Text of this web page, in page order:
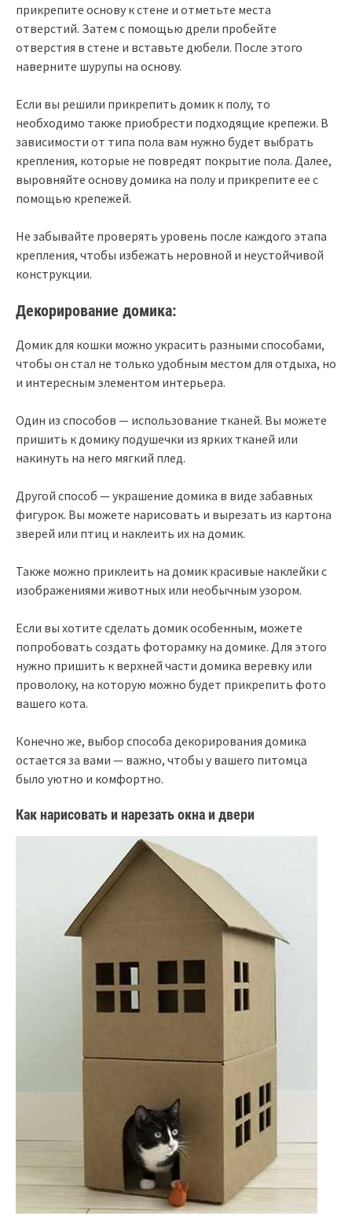
прикрепите основу к стене и отметьте места
отверстий. Затем с помощью дрели пробейте
отверстия в стене и вставьте дюбели. После этого
наверните шурупы на основу.
Если вы решили прикрепить домик к полу, то
необходимо также приобрести подходящие крепежи. В
зависимости от типа пола вам нужно будет выбрать
крепления, которые не повредят покрытие пола. Далее,
выровняйте основу домика на полу и прикрепите ее с
помощью крепежей.
Не забывайте проверять уровень после каждого этапа
крепления, чтобы избежать неровной и неустойчивой
конструкции.
Декорирование домика:
Домик для кошки можно украсить разными способами,
чтобы он стал не только удобным местом для отдыха, но
и интересным элементом интерьера.
Один из способов — использование тканей. Вы можете
пришить к домику подушечки из ярких тканей или
накинуть на него мягкий плед.
Другой способ — украшение домика в виде забавных
фигурок. Вы можете нарисовать и вырезать из картона
зверей или птиц и наклеить их на домик.
Также можно приклеить на домик красивые наклейки с
изображениями животных или необычным узором.
Если вы хотите сделать домик особенным, можете
попробовать создать фоторамку на домике. Для этого
нужно пришить к верхней части домика веревку или
проволоку, на которую можно будет прикрепить фото
вашего кота.
Конечно же, выбор способа декорирования домика
остается за вами — важно, чтобы у вашего питомца
было уютно и комфортно.
Как нарисовать и нарезать окна и двери